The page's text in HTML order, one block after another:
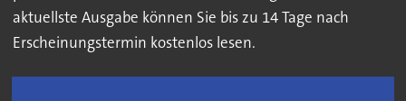
aktuellste Ausgabe können Sie bis zu 14 Tage nach
Erscheinungstermin kostenlos lesen.